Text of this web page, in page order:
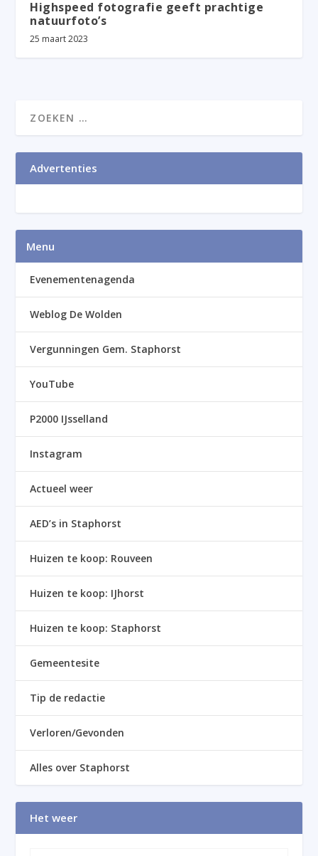
Highspeed fotografie geeft prachtige
natuurfoto’s
25 maart 2023
Advertenties
Menu
Evenementenagenda
Weblog De Wolden
Vergunningen Gem. Staphorst
YouTube
P2000 IJsselland
Instagram
Actueel weer
AED’s in Staphorst
Huizen te koop: Rouveen
Huizen te koop: IJhorst
Huizen te koop: Staphorst
Gemeentesite
Tip de redactie
Verloren/Gevonden
Alles over Staphorst
Het weer